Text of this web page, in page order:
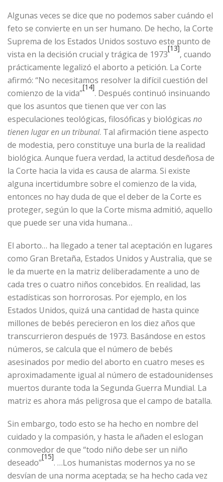
Algunas veces se dice que no podemos saber cuándo el
feto se convierte en un ser humano. De hecho, la Corte
Suprema de los Estados Unidos sostuvo este punto de
vista en la decisión crucial y trágica de 1973
[13]
, cuando
prácticamente legalizó el aborto a petición. La Corte
afirmó: “No necesitamos resolver la difícil cuestión del
comienzo de la vida”
[14]
. Después continuó insinuando
que los asuntos que tienen que ver con las
especulaciones teológicas, filosóficas y biológicas no
tienen lugar en un tribunal. Tal afirmación tiene aspecto
de modestia, pero constituye una burla de la realidad
biológica. Aunque fuera verdad, la actitud desdeñosa de
la Corte hacia la vida es causa de alarma. Si existe
alguna incertidumbre sobre el comienzo de la vida,
entonces no hay duda de que el deber de la Corte es
proteger, según lo que la Corte misma admitió, aquello
que puede ser una vida humana…
El aborto… ha llegado a tener tal aceptación en lugares
como Gran Bretaña, Estados Unidos y Australia, que se
le da muerte en la matriz deliberadamente a uno de
cada tres o cuatro niños concebidos. En realidad, las
estadísticas son horrorosas. Por ejemplo, en los
Estados Unidos, quizá una cantidad de hasta quince
millones de bebés perecieron en los diez años que
transcurrieron después de 1973. Basándose en estos
números, se calcula que el número de bebés
asesinados por medio del aborto en cuatro meses es
aproximadamente igual al número de estadounidenses
muertos durante toda la Segunda Guerra Mundial. La
matriz es ahora más peligrosa que el campo de batalla.
Sin embargo, todo esto se ha hecho en nombre del
cuidado y la compasión, y hasta le añaden el eslogan
conmovedor de que “todo niño debe ser un niño
deseado”
[15]
. …Los humanistas modernos ya no se
desvían de una norma aceptada; se ha hecho cada vez